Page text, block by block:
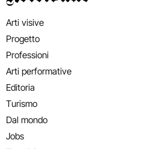
Arti visive
Progetto
Professioni
Arti performative
Editoria
Turismo
Dal mondo
Jobs